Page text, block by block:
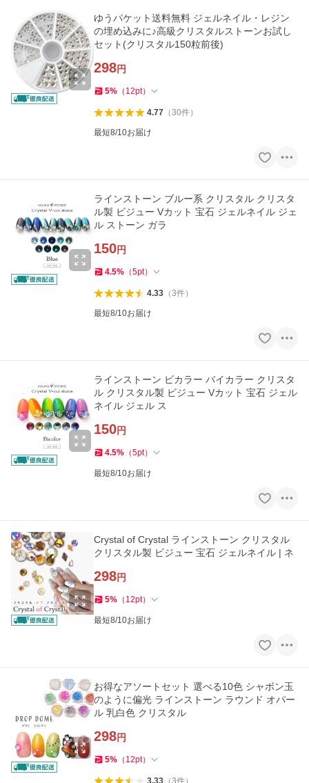
ゆうパケット送料無料 ジェルネイル・レジン
の埋め込みに♪高級クリスタルストーンお試し
セット(クリスタル150粒前後)
298円
5% （ 12pt）
4.77（30件）
最短8/10お届け
ラインストーン ブルー系 クリスタル クリスタ
ル製 ビジュー Vカット 宝石 ジェルネイル ジェ
ル ストーン ガラ
150円
4.5% （5pt）
4.33（3件）
最短8/10お届け
ラインストーン ビカラー バイカラー クリスタ
ル クリスタル製 ビジュー Vカット 宝石 ジェル
ネイル ジェル ス
150円
4.5% （5pt）
最短8/10お届け
Crystal of Crystal ラインストーン クリスタル
クリスタル製 ビジュー 宝石 ジェルネイル | ネ
298円
5% （ 12pt）
最短8/10お届け
お得なアソートセット 選べる10色 シャボン玉
のように偏光 ラインストーン ラウンド オパー
ル 乳白色 クリスタル
298円
5% （ 12pt）
3.33（3件）